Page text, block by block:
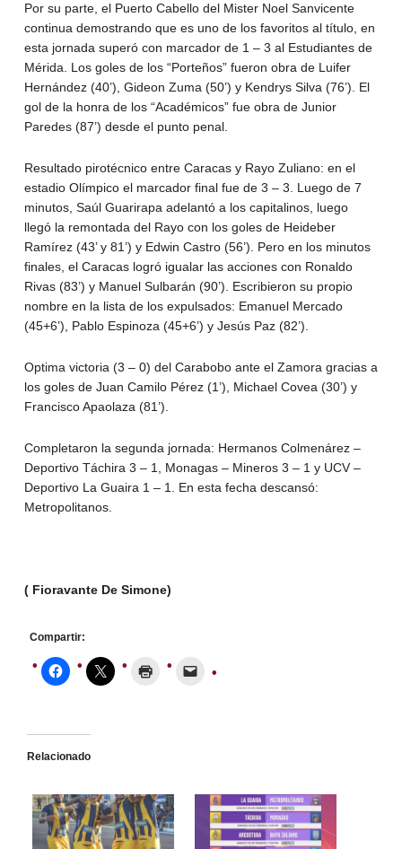
Por su parte, el Puerto Cabello del Mister Noel Sanvicente
continua demostrando que es uno de los favoritos al título, en
esta jornada superó con marcador de 1 – 3 al Estudiantes de
Mérida. Los goles de los “Porteños” fueron obra de Luifer
Hernández (40’), Gideon Zuma (50’) y Kendrys Silva (76’). El
gol de la honra de los “Académicos” fue obra de Junior
Paredes (87’) desde el punto penal.
Resultado pirotécnico entre Caracas y Rayo Zuliano: en el
estadio Olímpico el marcador final fue de 3 – 3. Luego de 7
minutos, Saúl Guarirapa adelantó a los capitalinos, luego
llegó la remontada del Rayo con los goles de Heideber
Ramírez (43’ y 81’) y Edwin Castro (56’). Pero en los minutos
finales, el Caracas logró igualar las acciones con Ronaldo
Rivas (83’) y Manuel Sulbarán (90’). Escribieron su propio
nombre en la lista de los expulsados: Emanuel Mercado
(45+6’), Pablo Espinoza (45+6’) y Jesús Paz (82’).
Optima victoria (3 – 0) del Carabobo ante el Zamora gracias a
los goles de Juan Camilo Pérez (1’), Michael Covea (30’) y
Francisco Apaolaza (81’).
Completaron la segunda jornada: Hermanos Colmenárez –
Deportivo Táchira 3 – 1, Monagas – Mineros 3 – 1 y UCV –
Deportivo La Guaira 1 – 1. En esta fecha descansó:
Metropolitanos.
( Fioravante De Simone)
Compartir:
Relacionado